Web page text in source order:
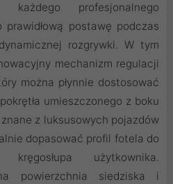
każdego profesjonalnego
postawę podczas
rozgrywki. W tym
mechanizm regulacji
można płynnie dostosować
umieszczonego z boku
z luksusowych pojazdów
dopasować profil fotela do
użytkownika.
powierzchnia siedziska i